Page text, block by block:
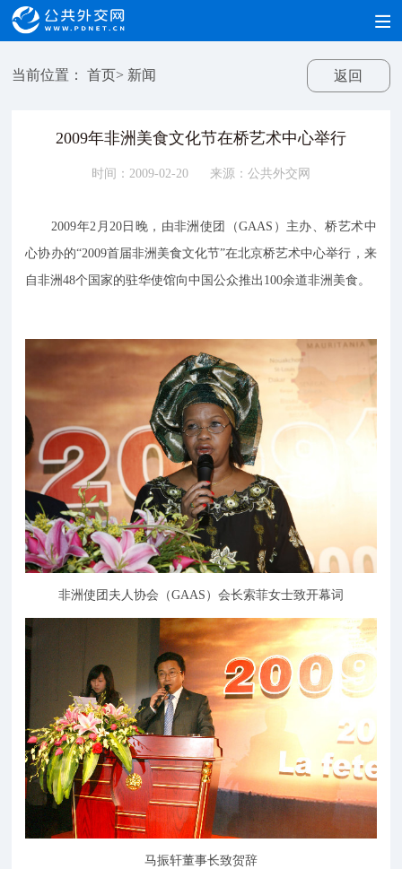
当前位置：首页> 新闻 返回
2009年非洲美食文化节在桥艺术中心举行
时间：2009-02-20 来源：公共外交网
2009年2月20日晚，由非洲使团（GAAS）主办、桥艺术中
心协办的“2009首届非洲美食文化节”在北京桥艺术中心举行，来
自非洲48个国家的驻华使馆向中国公众推出100余道非洲美食。
非洲使团夫人协会（GAAS）会长索菲女士致开幕词
马振轩董事长致贺辞